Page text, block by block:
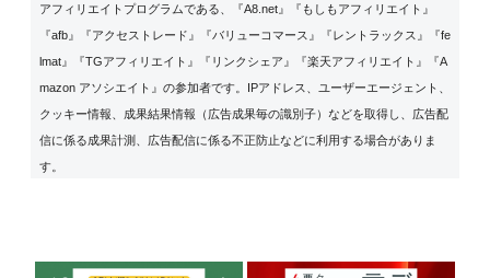
アフィリエイトプログラムである、『A8.net』『もしもアフィリエイト』
『afb』『アクセストレード』『バリューコマース』『レントラックス』『fe
lmat』『TGアフィリエイト』『リンクシェア』『楽天アフィリエイト』『A
mazon アソシエイト』の参加者です。IPアドレス、ユーザーエージェント、
クッキー情報、成果結果情報（広告成果毎の識別子）などを取得し、広告配
信に係る成果計測、広告配信に係る不正防止などに利用する場合がありま
す。